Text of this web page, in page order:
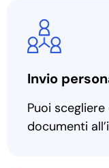
Invio
Puoi
documenti